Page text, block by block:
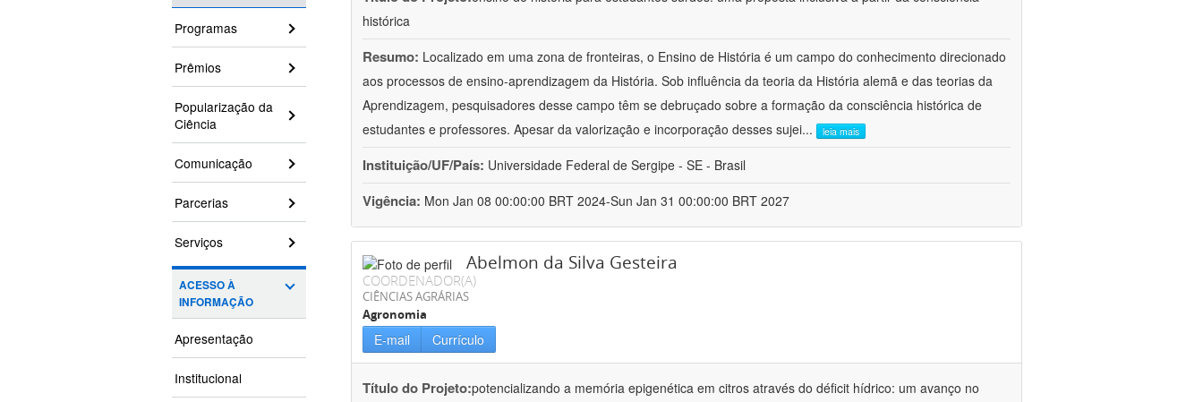
Programas
Prêmios
Popularização da
Ciência
Comunicação
Parcerias
Serviços
ACESSO À
INFORMAÇÃO
Apresentação
Institucional
histórica
Resumo: Localizado em uma zona de fronteiras, o Ensino de História é um campo do conhecimento direcionado
aos processos de ensino-aprendizagem da História. Sob influência da teoria da História alemã e das teorias da
Aprendizagem, pesquisadores desse campo têm se debruçado sobre a formação da consciência histórica de
estudantes e professores. Apesar da valorização e incorporação desses sujei... leia mais
Instituição/UF/País: Universidade Federal de Sergipe - SE - Brasil
Vigência: Mon Jan 08 00:00:00 BRT 2024-Sun Jan 31 00:00:00 BRT 2027
Abelmon da Silva Gesteira
COORDENADOR(A)
CIÊNCIAS AGRÁRIAS
Agronomia
E-mail Currículo
Título do Projeto:potencializando a memória epigenética em citros através do déficit hídrico: um avanço no